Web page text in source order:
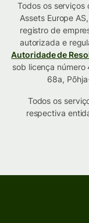
Todos os serviços
Assets Europe
registro de
autorizada e
Autoridade de
sob licença número
68a,
Todos os
respectiva